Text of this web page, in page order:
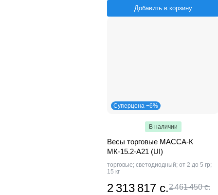
Добавить в корзину
Суперцена −6%
В наличии
Весы торговые МАССА-К
МК-15.2-А21 (UI)
торговые; светодиодный; от 2 до 5 гр;
15 кг
2 313 817 с.2 461 450 с.